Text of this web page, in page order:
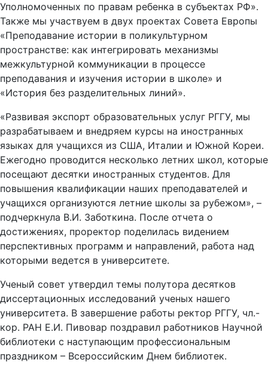
Уполномоченных по правам ребенка в субъектах РФ».
Также мы участвуем в двух проектах Совета Европы
«Преподавание истории в поликультурном
пространстве: как интегрировать механизмы
межкультурной коммуникации в процессе
преподавания и изучения истории в школе» и
«История без разделительных линий».
«Развивая экспорт образовательных услуг РГГУ, мы
разрабатываем и внедряем курсы на иностранных
языках для учащихся из США, Италии и Южной Кореи.
Ежегодно проводится несколько летних школ, которые
посещают десятки иностранных студентов. Для
повышения квалификации наших преподавателей и
учащихся организуются летние школы за рубежом», –
подчеркнула В.И. Заботкина. После отчета о
достижениях, проректор поделилась видением
перспективных программ и направлений, работа над
которыми ведется в университете.
Ученый совет утвердил темы полутора десятков
диссертационных исследований ученых нашего
университета. В завершение работы ректор РГГУ, чл.-
кор. РАН Е.И. Пивовар поздравил работников Научной
библиотеки с наступающим профессиональным
праздником – Всероссийским Днем библиотек.